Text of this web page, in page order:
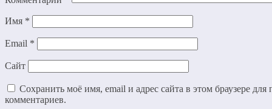
Имя *
Email *
Сайт
Сохранить моё имя, email и адрес сайта в этом браузере
комментариев.